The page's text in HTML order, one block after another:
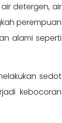
detergen, air
perempuan
alami seperti
sedot
kebocoran